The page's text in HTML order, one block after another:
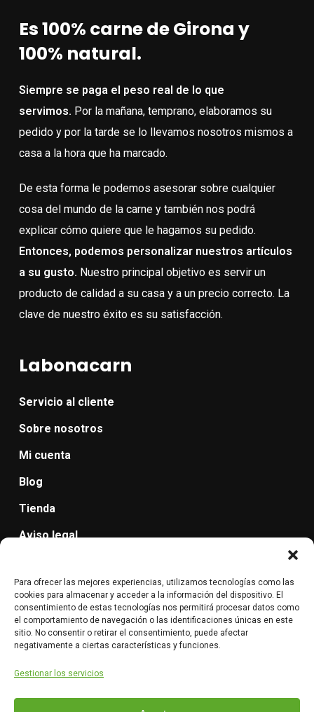
Para ofrecer las mejores experiencias, utilizamos tecnologías como las
cookies para almacenar y acceder a la información del dispositivo. El
consentimiento de estas tecnologías nos permitirá procesar datos como
el comportamiento de navegación o las identificaciones únicas en este
sitio. No consentir o retirar el consentimiento, puede afectar
negativamente a ciertas características y funciones.
Gestionar los servicios
Es 100% carne de Girona y
100% natural.
Siempre se paga el peso real de lo que
servimos. Por la mañana, temprano, elaboramos su
pedido y por la tarde se lo llevamos nosotros mismos a
casa a la hora que ha marcado.
De esta forma le podemos asesorar sobre cualquier
cosa del mundo de la carne y también nos podrá
explicar cómo quiere que le hagamos su pedido.
Entonces, podemos personalizar nuestros artículos
a su gusto. Nuestro principal objetivo es servir un
producto de calidad a su casa y a un precio correcto. La
clave de nuestro éxito es su satisfacción.
Labonacarn
Servicio al cliente
Sobre nosotros
Mi cuenta
Blog
Tienda
Aviso legal
Cancelación de pedidos, devolución y reembolso.
Condiciones de Envío: método de entrega, plazos,
costes.